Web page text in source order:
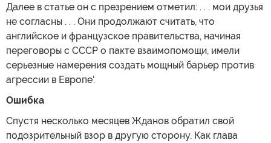
Далее в статье он с презрением отметил: . . . мои друзья
не согласны . . . Они продолжают считать, что
английское и французское правительства, начиная
переговоры с СССР о пакте взаимопомощи, имели
серьезные намерения создать мощный барьер против
агрессии в Европе'.
Ошибка
Спустя несколько месяцев Жданов обратил свой
подозрительный взор в другую сторону. Как глава